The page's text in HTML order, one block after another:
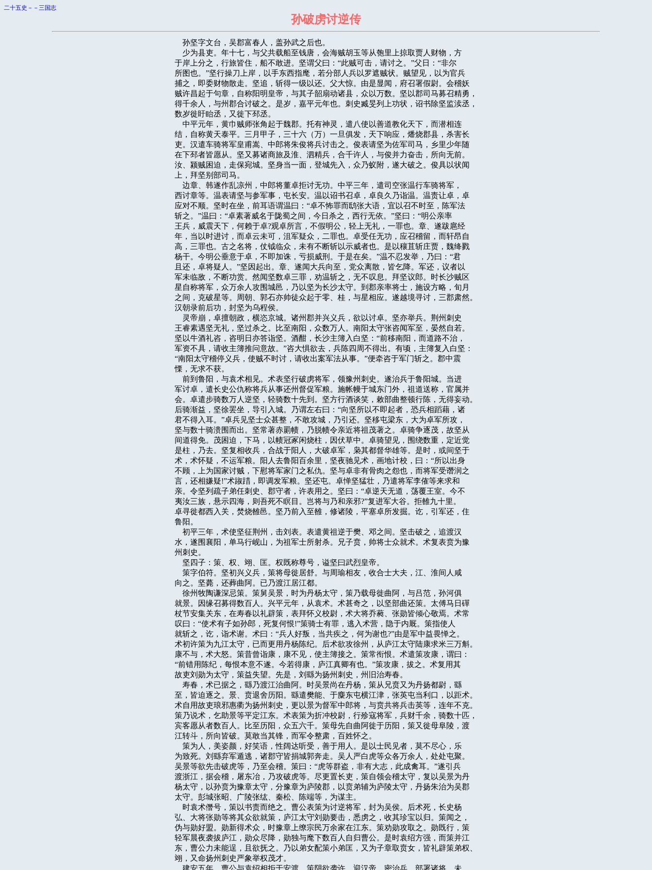
二十五史－－三国志
孙破虏讨逆传
    孙坚字文台，吴郡富春人，盖孙武之后也。
    少为县吏。年十七，与父共载船至钱唐，会海贼胡玉等从匏里上掠取贾人财物，方
于岸上分之，行旅皆住，船不敢进。坚谓父曰：“此贼可击，请讨之。”父日：“非尔
所图也。”坚行操刀上岸，以手东西指麾，若分部人兵以罗遮贼状。贼望见，以为官兵
捕之，即委财物散走。坚追，斩得一级以还。父大惊。由是显闻，府召署假尉。会稽妖
贼许昌起于句章，自称阳明皇帝，与其子韶扇动诸县，众以万数。坚以郡司马募召精勇，
得千余人，与州郡合讨破之。是岁，嘉平元年也。刺史臧旻列上功状，诏书除坚监渎丞，
数岁徙盱眙丞，又徙下邳丞。
    中平元年，黄巾贼师张角起于魏郡。托有神灵，遣八使以善道教化天下，而潜相连
结，自称黄天泰平。三月甲子，三十六（万）一旦俱发，天下响应，燔烧郡县，杀害长
吏。汉遣车骑将军皇甫嵩、中郎将朱俊将兵讨击之。俊表请坚为佐军司马，乡里少年随
在下邳者皆愿从。坚又募诸商旅及淮、泗精兵，合千许人，与俊并力奋击，所向无前。
汝、颍贼困迫，走保宛城。坚身当一面，登城先入，众乃蚁附，遂大破之。俊具以状闻
上，拜坚别部司马。
    边章、韩遂作乱凉州，中郎将董卓拒讨无功。中平三年，遣司空张温行车骑将军，
西讨章等。温表请坚与参军事，屯长安。温以诏书召卓，卓良久乃诣温。温责让卓，卓
应对不顺。坚时在坐，前耳语谓温曰：“卓不怖罪而鸱张大语，宜以召不时至，陈军法
斩之。”温曰：“卓素著威名于陇蜀之间，今日杀之，西行无依。”坚曰：“明公亲率
王兵，威震天下，何赖于卓?观卓所言，不假明公，轻上无礼，一罪也。章、遂跋扈经
年，当以时进讨，而卓云未可，沮军疑众，二罪也。卓受任无功，应召稽留，而轩昂自
高，三罪也。古之名将，仗钺临众，未有不断斩以示威者也。是以穰苴斩庄贾，魏绛戮
杨干。今明公垂意于卓，不即加诛，亏损威刑。于是在矣。”温不忍发举，乃曰：“君
且还，卓将疑人。”坚因起出。章、遂闻大兵向至，党众离散，皆乞降。军还，议者以
军未临敌，不断功赏。然闻坚数卓三罪，劝温斩之，无不叹息。拜坚议郎。时长沙贼区
星自称将军，众万余人攻围城邑，乃以坚为长沙太守。到郡亲率将士，施设方略，旬月
之间，克破星等。周朝、郭石亦帅徒众起于零、桂，与星相应。遂越境寻讨，三郡肃然。
汉朝录前后功，封坚为乌程侯。
    灵帝崩，卓擅朝政，横恣京城。诸州郡并兴义兵，欲以讨卓。坚亦举兵。荆州刺史
王睿素遇坚无礼，坚过杀之。比至南阳，众数万人。南阳太守张咨闻军至，晏然自若。
坚以牛酒礼咨，咨明日亦答诣坚。酒酣，长沙主簿入白坚：“前移南阳，而道路不治，
军资不具，请收主簿推问意故。”咨大惧欲去，兵陈四周不得出。有顷，主簿复入白坚：
“南阳太守稽停义兵，使贼不时讨，请收出案军法从事。”便牵咨于军门斩之。郡中震
慄，无求不获。
    前到鲁阳，与袁术相见。术表坚行破虏将军，领豫州刺史。遂治兵于鲁阳城。当进
军讨卓，遣长史公仇称将兵从事还州督促军粮。施帐幔于城东门外，祖道送称，官属并
会。卓遣步骑数万人逆坚，轻骑数十先到。坚方行酒谈笑，敕部曲整顿行陈，无得妄动。
后骑渐益，坚徐罢坐，导引入城。乃谓左右曰：“向坚所以不即起者，恐兵相蹈藉，诸
君不得入耳。”卓兵见坚士众甚整，不敢攻城，乃引还。坚移屯梁东，大为卓军所攻，
坚与数十骑溃围而出。坚常著赤罽帻，乃脱帻令亲近将祖茂著之。卓骑争逐茂，故坚从
间道得免。茂困迫，下马，以帻冠冢闲烧柱，因伏草中。卓骑望见，围绕数重，定近觉
是柱，乃去。坚复相收兵，合战于阳人，大破卓军，枭其都督华雄等。是时，或间坚于
术，术怀疑，不运军粮。阳人去鲁阳百余里，坚夜驰见术，画地计校，曰：“所以出身
不顾，上为国家讨贼，下慰将军家门之私仇。坚与卓非有骨肉之怨也，而将军受谮润之
言，还相嫌疑!”术踧踖，即调发军粮。坚还屯。卓惮坚猛壮，乃遣将军李傕等来求和
亲。令坚列疏子弟任刺史、郡守者，许表用之。坚曰：“卓逆天无道，荡覆王室。今不
夷汝三族，悬示四海，则吾死不瞑目。岂将与乃和亲邪?”复进军大谷。拒雒九十里。
卓寻徙都西入关，焚烧雒邑。坚乃前入至雒，修诸陵，平塞卓所发掘。讫，引军还，住
鲁阳。
    初平三年，术使坚征荆州，击刘表。表遣黄祖逆于樊、邓之间。坚击破之，追渡汉
水，遂围襄阳，单马行岘山，为祖军士所射杀。兄子贲，帅将士众就术。术复表贲为豫
州刺史。
    坚四子：策、权、翊、匡。权既称尊号，谥坚曰武烈皇帝。
    策字伯符。坚初兴义兵，策将母徙居舒。与周瑜相友，收合士大夫，江、淮间人咸
向之。坚薨，还葬曲阿。已乃渡江居江都。
    徐州牧陶谦深忌策。策舅吴景，时为丹杨太守，策乃载母徙曲阿，与吕范，孙河俱
就景。因缘召募得数百人。兴平元年，从袁术。术甚奇之，以坚部曲还策。太傅马日磾
杖节安集关东，在寿春以礼辟策，表拜怀义校尉，术大将乔蕤、张勋皆倾心敬焉。术常
叹曰：“使术有子如孙郎，死复何恨!”策骑士有罪，逃入术营，隐于内厩。策指使人
就斩之，讫，诣术谢。术曰：“兵人好叛，当共疾之，何为谢也?”由是军中益畏惮之。
术初许策为九江太守，已而更用丹杨陈纪。后术欲攻徐州，从庐江太守陆康求米三万斛。
康不与，术大怒。策昔曾诣康，康不见，使主簿接之。策常衔恨。术遣策攻康，谓曰：
“前错用陈纪，每恨本意不遂。今若得康，庐江真卿有也。”策攻康，拔之。术复用其
故吏刘勋为太守，策益失望。先是，刘繇为扬州刺史，州旧治寿春。
    寿春，术已据之，繇乃渡江治曲阿。时吴景尚在丹杨，策从兄贲又为丹扬都尉，繇
至，皆迫逐之。景、贲退舍历阳。繇遣樊能、于麋东屯横江津，张英屯当利口，以距术。
术自用故吏琅邪惠衢为扬州刺史，更以景为督军中郎将，与贲共将兵击英等，连年不克。
策乃说术，乞助景等平定江东。术表策为折冲校尉，行殄寇将军，兵财千余，骑数十匹，
宾客愿从者数百人。比至历阳，众五六千。策母先自曲阿徙于历阳，策又徙母阜陵，渡
江转斗，所向皆破。莫敢当其锋，而军令整肃，百姓怀之。
    策为人，美姿颜，好笑语，性阔达听受，善于用人。是以士民见者，莫不尽心，乐
为致死。刘繇弃军遁逃，诸郡守皆捐城郭奔走。吴人严白虎等众各万余人，处处屯聚。
吴景等欲先击破虎等，乃至会稽。策曰：“虎等群盗，非有大志，此成禽耳。”遂引兵
渡浙江，据会稽，屠东冶，乃攻破虎等。尽更置长吏，策自领会稽太守，复以吴景为丹
杨太守，以孙贲为豫章太守，分豫章为庐陵郡，以贲弟辅为庐陵太守，丹扬朱治为吴郡
太守。彭城张昭、广陵张纮、秦松、陈端等，为谋主。
    时袁术僭号，策以书责而绝之。曹公表策为讨逆将军，封为吴侯。后术死，长史杨
弘、大将张勋等将其众欲就策，庐江太守刘勋要击，悉虏之，收其珍宝以归。策闻之，
伪与勋好盟。勋新得术众，时豫章上缭宗民万余家在江东。策劝勋攻取之。勋既行，策
轻军晨夜袭拔庐江，勋众尽降，勋独与麾下数百人自归曹公。是时袁绍方强，而策并江
东，曹公力未能逞，且欲抚之。乃以弟女配策小弟匡，又为子章取贲女，皆礼辟策弟权、
翊，又命扬州刺史严象举权茂才。
    建安五年，曹公与袁绍相拒于安渡，策阴欲袭许。迎汉帝，密治兵，部署诸将。未